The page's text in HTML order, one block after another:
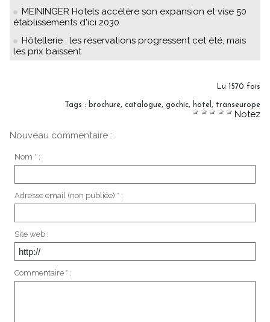
MEININGER Hotels accélère son expansion et vise 50
établissements d'ici 2030
Hôtellerie : les réservations progressent cet été, mais
les prix baissent
Lu 1570 fois
Tags : brochure, catalogue, gochic, hotel , transeurope
Notez
Nouveau commentaire :
Nom * :
Adresse email (non publiée) * :
Site web :
Commentaire * :